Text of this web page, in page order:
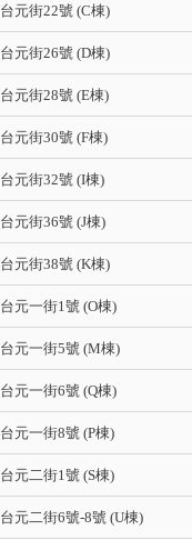
台元街22號 (C棟)
台元街26號 (D棟)
台元街28號 (E棟)
台元街30號 (F棟)
台元街32號 (I棟)
台元街36號 (J棟)
台元街38號 (K棟)
台元一街1號 (O棟)
台元一街5號 (M棟)
台元一街6號 (Q棟)
台元一街8號 (P棟)
台元二街1號 (S棟)
台元二街6號-8號 (U棟)